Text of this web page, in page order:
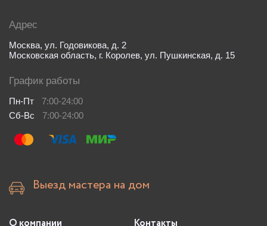
Адрес
Москва, ул. Годовикова, д. 2
Московская область, г. Королев, ул. Пушкинская, д. 15
График работы
Пн-Пт
7:00-24:00
Сб-Вс
7:00-24:00
Выезд мастера на дом
О компании Контакты